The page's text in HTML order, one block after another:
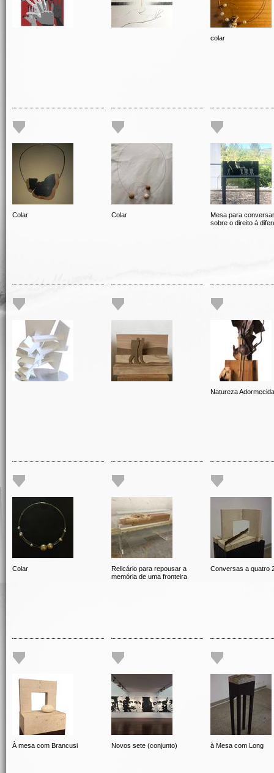
colar
Colar Colar
Mesa para conversar
sobre o direito à
Natureza Adormecida
Colar
Relicário para repousar a
memória de uma fronteira
Conversas a quatro
À mesa com Brancusi Novos sete (conjunto) à Mesa com Long